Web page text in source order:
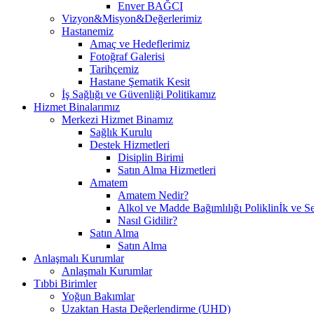
Enver BAĞCI
Vizyon&Misyon&Değerlerimiz
Hastanemiz
Amaç ve Hedeflerimiz
Fotoğraf Galerisi
Tarihçemiz
Hastane Şematik Kesit
İş Sağlığı ve Güvenliği Politikamız
Hizmet Binalarımız
Merkezi Hizmet Binamız
Sağlık Kurulu
Destek Hizmetleri
Disiplin Birimi
Satın Alma Hizmetleri
Amatem
Amatem Nedir?
Alkol ve Madde Bağımlılığı Poliklinİk ve
Nasıl Gidilir?
Satın Alma
Satın Alma
Anlaşmalı Kurumlar
Anlaşmalı Kurumlar
Tıbbi Birimler
Yoğun Bakımlar
Uzaktan Hasta Değerlendirme (UHD)